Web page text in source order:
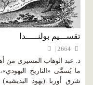
تقســـيم بولنـــــدا
د. عبد الوهاب المسيري من
ما يُسمَّى «التاريخ
شرق أوربا (يهود